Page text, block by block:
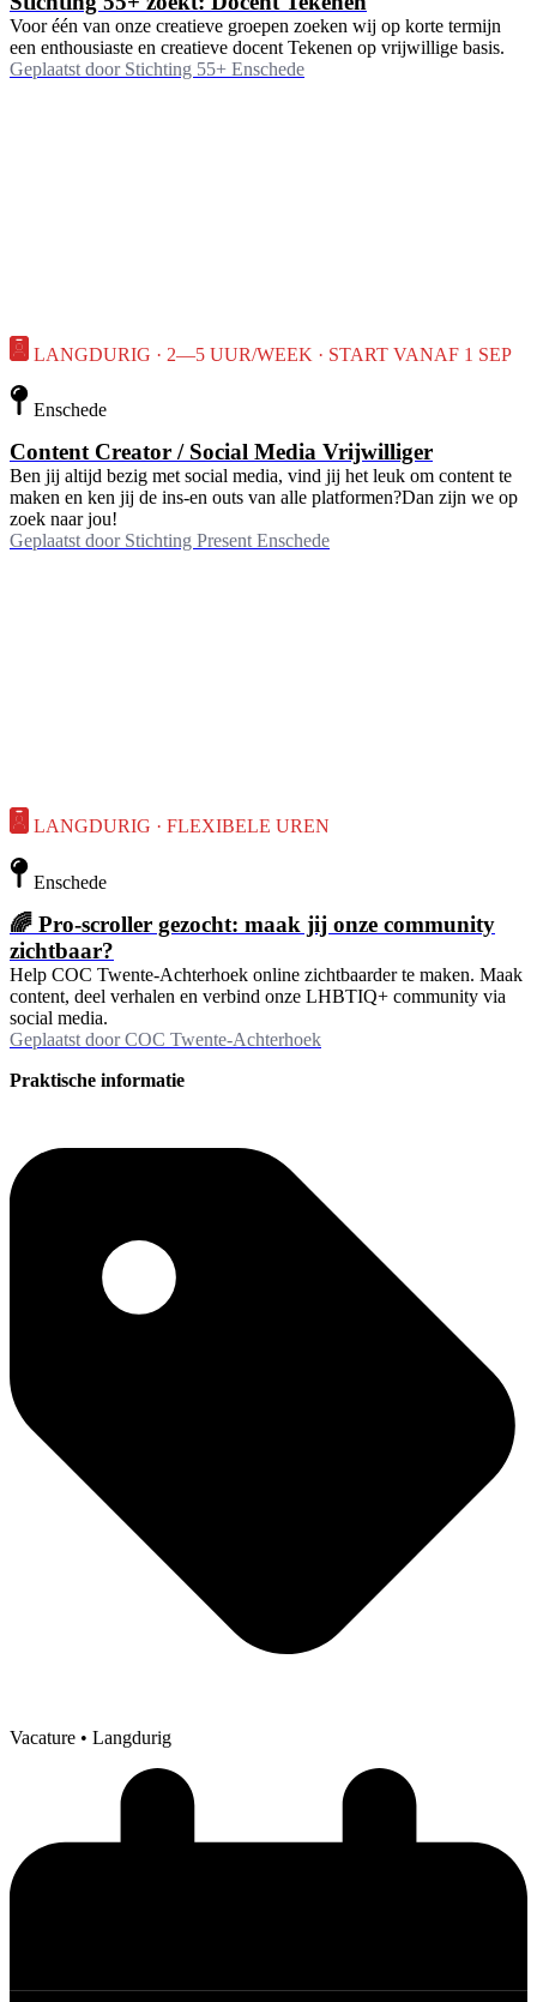
Voor één van onze creatieve groepen zoeken wij op korte termijn
een enthousiaste en creatieve docent Tekenen op vrijwillige basis.
Geplaatst door Stichting 55+ Enschede
LANGDURIG · 2—5 UUR/WEEK · START VANAF 1 SEP
Enschede
Content Creator / Social Media Vrijwilliger
Ben jij altijd bezig met social media, vind jij het leuk om content te
maken en ken jij de ins-en outs van alle platformen?Dan zijn we op
zoek naar jou!
Geplaatst door Stichting Present Enschede
LANGDURIG · FLEXIBELE UREN
Enschede
🌈 Pro-scroller gezocht: maak jij onze community
zichtbaar?
Help COC Twente-Achterhoek online zichtbaarder te maken. Maak
content, deel verhalen en verbind onze LHBTIQ+ community via
social media.
Geplaatst door COC Twente-Achterhoek
Praktische informatie
Vacature • Langdurig